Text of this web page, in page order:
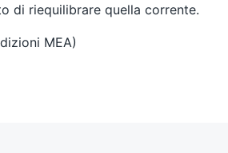
di riequilibrare quella corrente.
MEA)